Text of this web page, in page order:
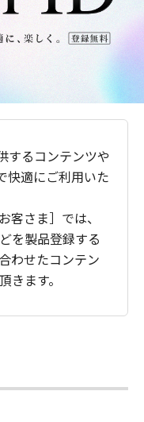
するコンテンツや
快適にご利用いた
客さま］では、
を製品登録する
わせたコンテン
きます。